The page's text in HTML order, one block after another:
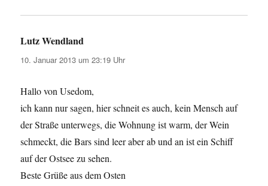
Lutz Wendland
10. Januar 2013 um 23:19 Uhr
Hallo von Usedom,
ich kann nur sagen, hier schneit es auch, kein Mensch auf
der Straße unterwegs, die Wohnung ist warm, der Wein
schmeckt, die Bars sind leer aber ab und an ist ein Schiff
auf der Ostsee zu sehen.
Beste Grüße aus dem Osten